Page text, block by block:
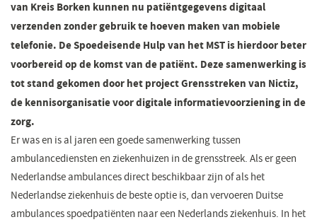
van Kreis Borken kunnen nu patiëntgegevens digitaal
verzenden zonder gebruik te hoeven maken van mobiele
telefonie. De Spoedeisende Hulp van het MST is hierdoor beter
voorbereid op de komst van de patiënt. Deze samenwerking is
tot stand gekomen door het project Grensstreken van Nictiz,
de kennisorganisatie voor digitale informatievoorziening in de
zorg.
Er was en is al jaren een goede samenwerking tussen
ambulancediensten en ziekenhuizen in de grensstreek. Als er geen
Nederlandse ambulances direct beschikbaar zijn of als het
Nederlandse ziekenhuis de beste optie is, dan vervoeren Duitse
ambulances spoedpatiënten naar een Nederlands ziekenhuis. In het